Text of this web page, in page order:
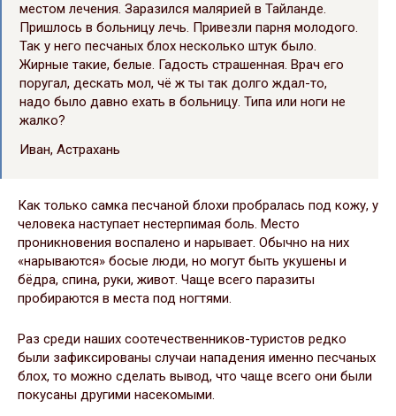
местом лечения. Заразился малярией в Тайланде.
Пришлось в больницу лечь. Привезли парня молодого.
Так у него песчаных блох несколько штук было.
Жирные такие, белые. Гадость страшенная. Врач его
поругал, дескать мол, чё ж ты так долго ждал-то,
надо было давно ехать в больницу. Типа или ноги не
жалко?
Иван, Астрахань
Как только самка песчаной блохи пробралась под кожу, у
человека наступает нестерпимая боль. Место
проникновения воспалено и нарывает. Обычно на них
«нарываются» босые люди, но могут быть укушены и
бёдра, спина, руки, живот. Чаще всего паразиты
пробираются в места под ногтями.
Раз среди наших соотечественников-туристов редко
были зафиксированы случаи нападения именно песчаных
блох, то можно сделать вывод, что чаще всего они были
покусаны другими насекомыми.